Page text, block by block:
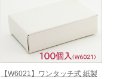
【W6021】ワンタッチ式 紙製